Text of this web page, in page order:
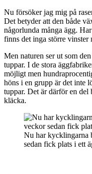
Nu försöker jag mig på
Det betyder att den både
någorlunda många ägg.
finns det inga större vinster
Men naturen ser ut som
tuppar. I de stora
möjligt men
höns i en grupp är det inte
tuppar. Det är därför en del
kläcka.
Nu har kycklingarna
sedan fick plats i ett